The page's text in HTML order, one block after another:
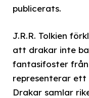
publicerats.
J.R.R. Tolkien
att drakar inte
fantasifoster
representerar
Drakar samlar